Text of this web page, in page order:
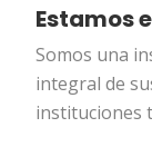
Estamos
Somos una
integral de
instituciones